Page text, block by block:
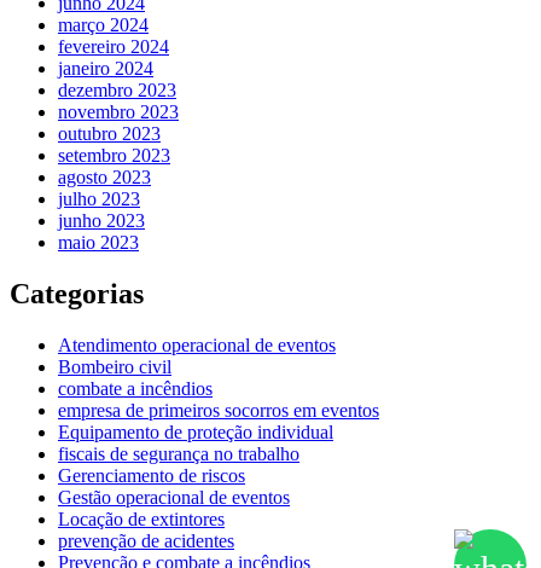
março 2024
fevereiro 2024
janeiro 2024
dezembro 2023
novembro 2023
outubro 2023
setembro 2023
agosto 2023
julho 2023
junho 2023
maio 2023
Categorias
Atendimento operacional de eventos
Bombeiro civil
combate a incêndios
empresa de primeiros socorros em eventos
Equipamento de proteção individual
fiscais de segurança no trabalho
Gerenciamento de riscos
Gestão operacional de eventos
Locação de extintores
prevenção de acidentes
Prevenção e combate a incêndios